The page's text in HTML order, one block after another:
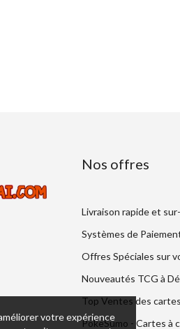
votre expérience
Nos offres
Livraison rapide et
Systèmes de
Offres Spéciales sur
Nouveautés TCG à
Top Ventes des cartes
PokeSumo - Cartes à